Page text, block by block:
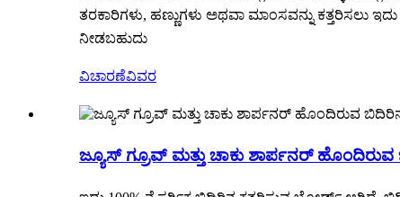
ತರಕಾರಿಗಳು, ಹಣ್ಣುಗಳು ಅಥವಾ ಮಾಂಸವನ್ನು ಕತ್ತರಿಸಲು
ನೀಡಬಹುದು
ವಿಚಾರಣೆವಿವರ
ಜ್ಯೂಸ್ ಗ್ರೂವ್ ಮತ್ತು ಚಾಕು ಶಾರ್ಪನರ್